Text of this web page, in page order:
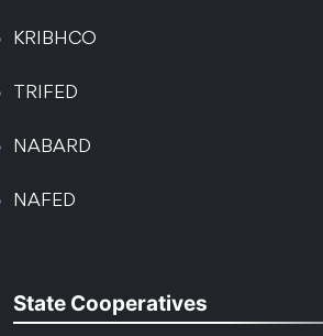
KRIBHCO
TRIFED
NABARD
NAFED
State Cooperatives